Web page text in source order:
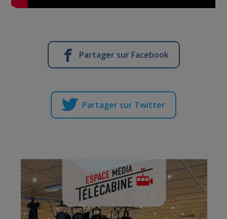
Partager sur Facebook
Partager sur Twitter